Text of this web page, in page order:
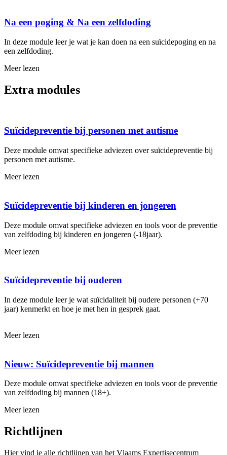
Na een poging & Na een zelfdoding
In deze module leer je wat je kan doen na een suïcidepoging en na
een zelfdoding.
Meer lezen
Extra modules
Suïcidepreventie bij personen met autisme
Deze module omvat specifieke adviezen over suïcidepreventie bij
personen met autisme.
Meer lezen
Suïcidepreventie bij kinderen en jongeren
Deze module omvat specifieke adviezen en tools voor de preventie
van zelfdoding bij kinderen en jongeren (-18jaar).
Meer lezen
Suïcidepreventie bij ouderen
In deze module leer je wat suïcidaliteit bij oudere personen (+70
jaar) kenmerkt en hoe je met hen in gesprek gaat.
Meer lezen
Nieuw: Suïcidepreventie bij mannen
Deze module omvat specifieke adviezen en tools voor de preventie
van zelfdoding bij mannen (18+).
Meer lezen
Richtlijnen
Hier vind je alle richtlijnen van het Vlaams Expertisecentrum